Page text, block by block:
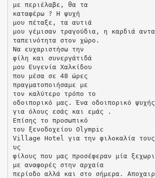
με περιέλαβε, θα τα
καταφέρω ? Η ψυχή
μου πέταξε, τα αυτιά
μου γέμισαν τραγούδια, η καρδιά
ταπεινότητα στον χώρο.
Να ευχαριστήσω την
φίλη και συνεργάτιδά
μου Ευγενία Χαλκίδου
που μέσα σε 48 ώρες
πραγματοποιήσαμε με
τον καλύτερο τρόπο το
οδοιπορικό μας. Ένα οδοιπορικό
για όλους εσάς και εμάς .
Επίσης το προσωπικό
του ξενοδοχείου Olympic
Village Hotel για την φιλοκαλία
υς
φίλους που μας προσέφεραν μία
με αναφορές στην αρχαία
περίοδο αλλά και στο σήμερα.